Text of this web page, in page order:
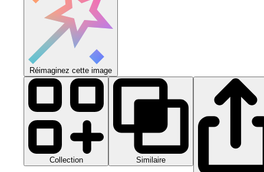
Réimaginez cette image
Collection Similaire